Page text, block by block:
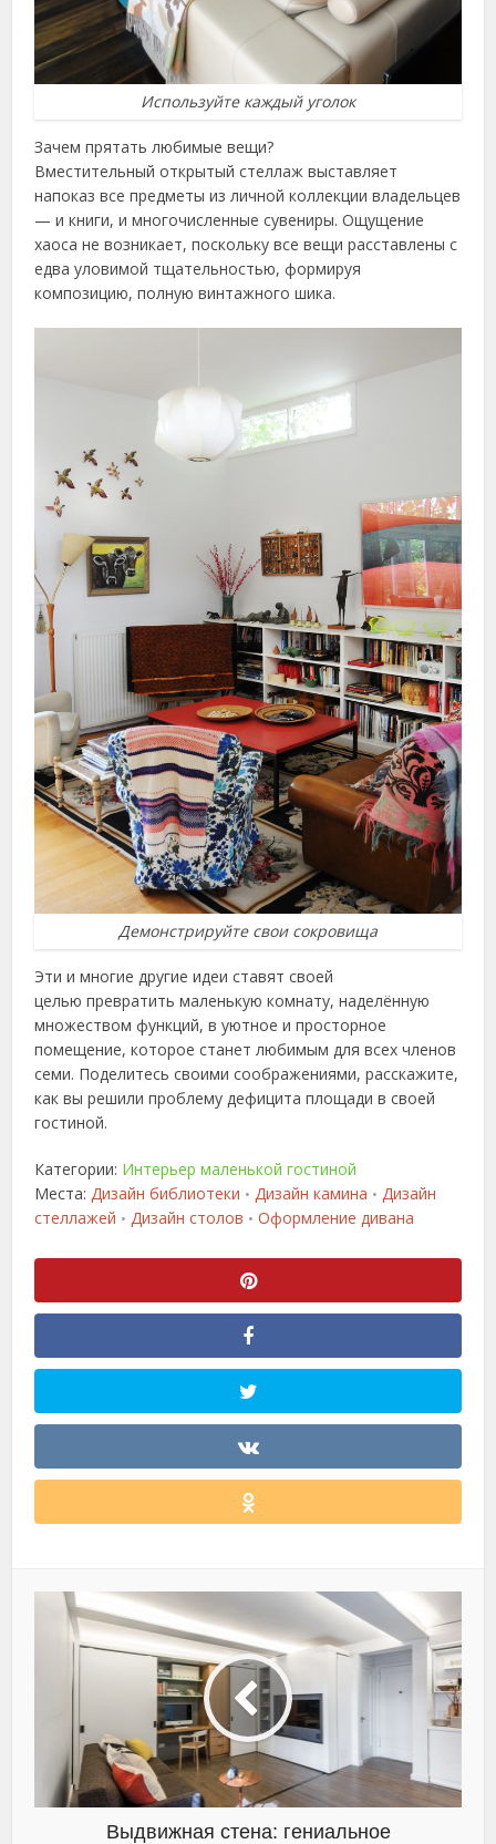
Используйте каждый уголок
Зачем прятать любимые вещи?
Вместительный открытый стеллаж выставляет
напоказ все предметы из личной коллекции владельцев
— и книги, и многочисленные сувениры. Ощущение
хаоса не возникает, поскольку все вещи расставлены с
едва уловимой тщательностью, формируя
композицию, полную винтажного шика.
Демонстрируйте свои сокровища
Эти и многие другие идеи ставят своей
целью превратить маленькую комнату, наделённую
множеством функций, в уютное и просторное
помещение, которое станет любимым для всех членов
семи. Поделитесь своими соображениями, расскажите,
как вы решили проблему дефицита площади в своей
гостиной.
Категории: Интерьер маленькой гостиной
Места: Дизайн библиотеки • Дизайн камина • Дизайн
стеллажей • Дизайн столов • Оформление дивана
Выдвижная стена: гениальное